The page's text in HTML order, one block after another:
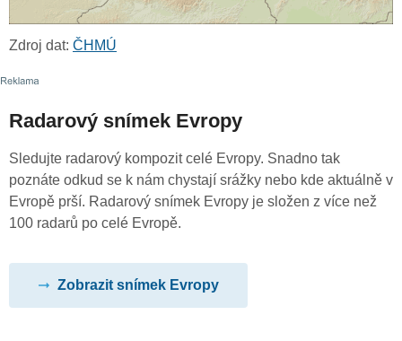
Zdroj dat: ČHMÚ
Radarový snímek Evropy
Sledujte radarový kompozit celé Evropy. Snadno tak
poznáte odkud se k nám chystají srážky nebo kde aktuálně v
Evropě prší. Radarový snímek Evropy je složen z více než
100 radarů po celé Evropě.
Zobrazit snímek Evropy